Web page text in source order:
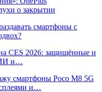
о закрытии
смартфоны с
CES 2026: защищённые и
ИИ и…
смартфоны Poco M8 5G
и…